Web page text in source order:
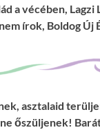
a vécében, Lagzi
írok, Boldog Új
asztalaid
őszüljenek!